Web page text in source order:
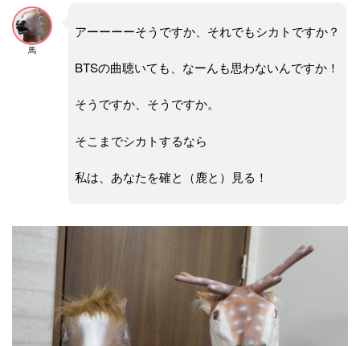
馬
アーーーーそうですか、それでもシカトですか？
BTSの曲聴いても、なーんも思わないんですか！
そうですか、そうですか。
そこまでシカトするなら
私は、あなたを確と（鹿と）見る！